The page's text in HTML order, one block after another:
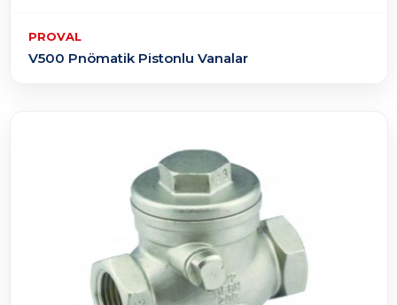
PROVAL
V500 Pnömatik Pistonlu Vanalar